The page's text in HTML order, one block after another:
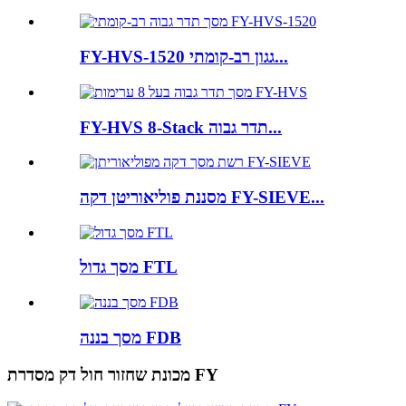
FY-HVS-1520 גגון רב-קומתי...
FY-HVS 8-Stack תדר גבוה...
מסננת פוליאוריטן דקה FY-SIEVE...
מסך גדול FTL
מסך בננה FDB
מכונת שחזור חול דק מסדרת FY